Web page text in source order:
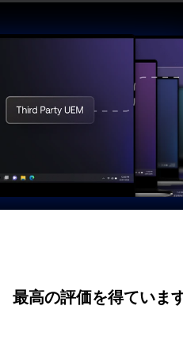
最高の評価を得ていま